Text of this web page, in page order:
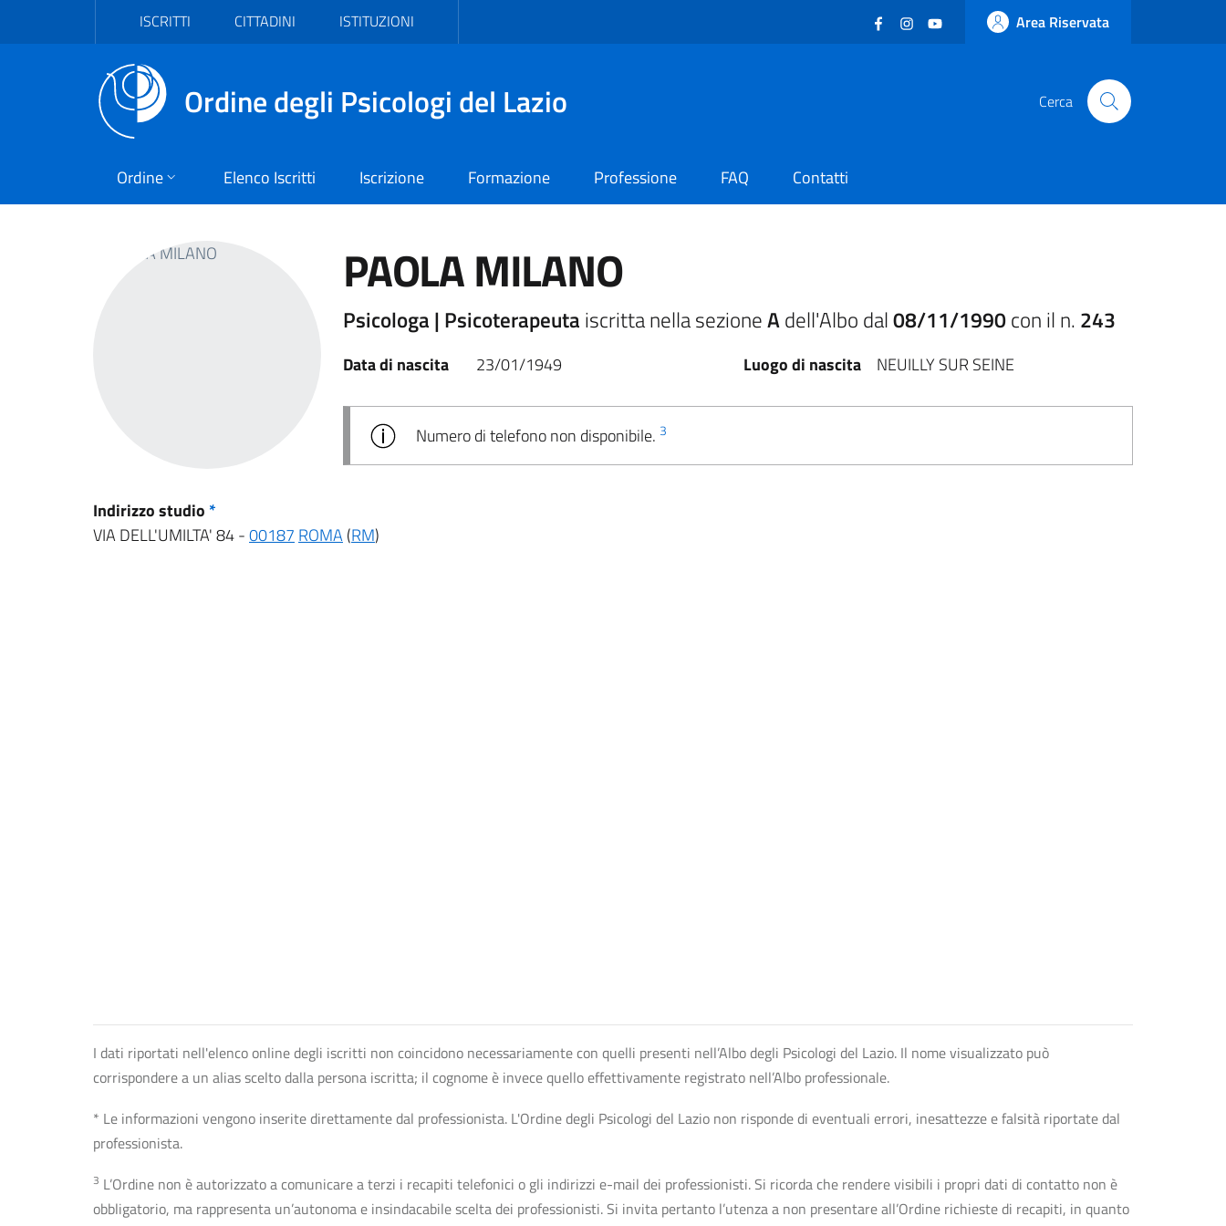
Vai al contenuto principale
ISCRITTI CITTADINI ISTITUZIONI Facebook
(nuova scheda - new tab)
Instagram
(nuova scheda - new tab)
YouTube
(nuova scheda - new tab)
Area Riservata
Ordine degli Psicologi del Lazio Cerca
Ordine Elenco Iscritti Iscrizione Formazione Professione FAQ Contatti
PAOLA MILANO
Psicologa | Psicoterapeuta iscritta nella sezioneAdell'Albo dal08/11/1990con il n. 243
Data di nascita 23/01/1949 Luogo di nascita NEUILLY SUR SEINE
Numero di telefono non disponibile. 3
Indirizzo studio *
VIA DELL'UMILTA' 84 -00187 ROMA(RM)
I dati riportati nell'elenco online degli iscritti non coincidono necessariamente con quelli presenti nell’Albo degli Psicologi del Lazio. Il nome visualizzato può
corrispondere a un alias scelto dalla persona iscritta; il cognome è invece quello effettivamente registrato nell’Albo professionale.
* Le informazioni vengono inserite direttamente dal professionista. L'Ordine degli Psicologi del Lazio non risponde di eventuali errori, inesattezze e falsità riportate dal
professionista.
3 L’Ordine non è autorizzato a comunicare a terzi i recapiti telefonici o gli indirizzi e-mail dei professionisti. Si ricorda che rendere visibili i propri dati di contatto non è
obbligatorio, ma rappresenta un’autonoma e insindacabile scelta dei professionisti. Si invita pertanto l’utenza a non presentare all’Ordine richieste di recapiti, in quanto